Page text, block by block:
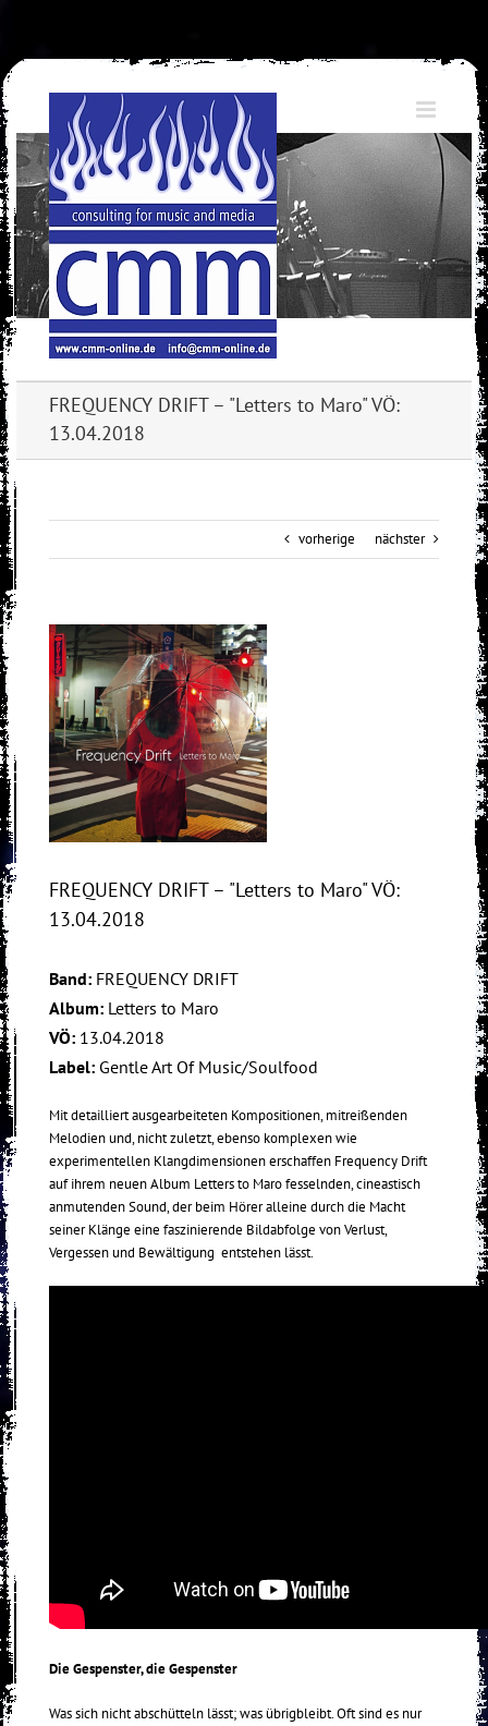
content
FREQUENCY DRIFT – "Letters to Maro" VÖ:
13.04.2018
vorherige nächster
View
Larger
Image
FREQUENCY DRIFT – "Letters to Maro" VÖ:
13.04.2018
Band: FREQUENCY DRIFT
Album: Letters to Maro
VÖ: 13.04.2018
Label: Gentle Art Of Music/Soulfood
Mit detailliert ausgearbeiteten Kompositionen, mitreißenden
Melodien und, nicht zuletzt, ebenso komplexen wie
experimentellen Klangdimensionen erschaffen Frequency Drift
auf ihrem neuen Album Letters to Maro fesselnden, cineastisch
anmutenden Sound, der beim Hörer alleine durch die Macht
seiner Klänge eine faszinierende Bildabfolge von Verlust,
Vergessen und Bewältigung entstehen lässt.
Die Gespenster, die Gespenster
Was sich nicht abschütteln lässt; was übrigbleibt. Oft sind es nur